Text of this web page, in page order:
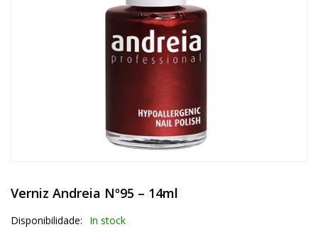
Verniz Andreia Nº95 – 14ml
Disponibilidade: In stock